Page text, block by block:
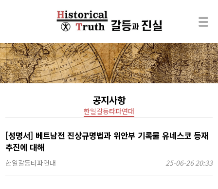
공지사항
한일갈등타파연대
[성명서] 베트남전 진상규명법과 위안부 기록물 유네스코 등재
추진에 대해
한일갈등타파연대 25-06-26 20:33